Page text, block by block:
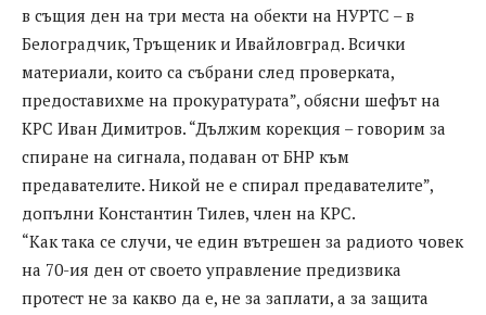
в същия ден на три места на обекти на НУРТС – в
Белоградчик, Тръщеник и Ивайловград. Всички
материали, които са събрани след проверката,
предоставихме на прокуратурата”, обясни шефът на
КРС Иван Димитров. “Дължим корекция – говорим за
спиране на сигнала, подаван от БНР към
предавателите. Никой не е спирал предавателите”,
допълни Константин Тилев, член на КРС.
“Как така се случи, че един вътрешен за радиото човек
на 70-ия ден от своето управление предизвика
протест не за какво да е, не за заплати, а за защита